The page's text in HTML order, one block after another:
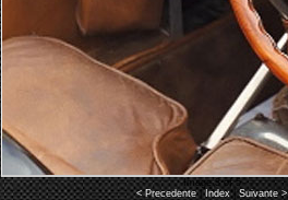
Image 3 of 5
< Precedente|Index|Suivante >